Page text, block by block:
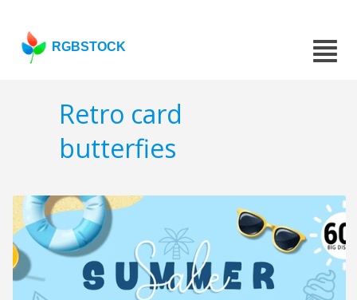
RGBSTOCK
Retro card
butterfies